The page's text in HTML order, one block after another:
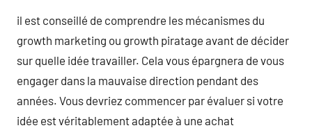
il est conseillé de comprendre les mécanismes du
growth marketing ou growth piratage avant de décider
sur quelle idée travailler. Cela vous épargnera de vous
engager dans la mauvaise direction pendant des
années. Vous devriez commencer par évaluer si votre
idée est véritablement adaptée à une achat